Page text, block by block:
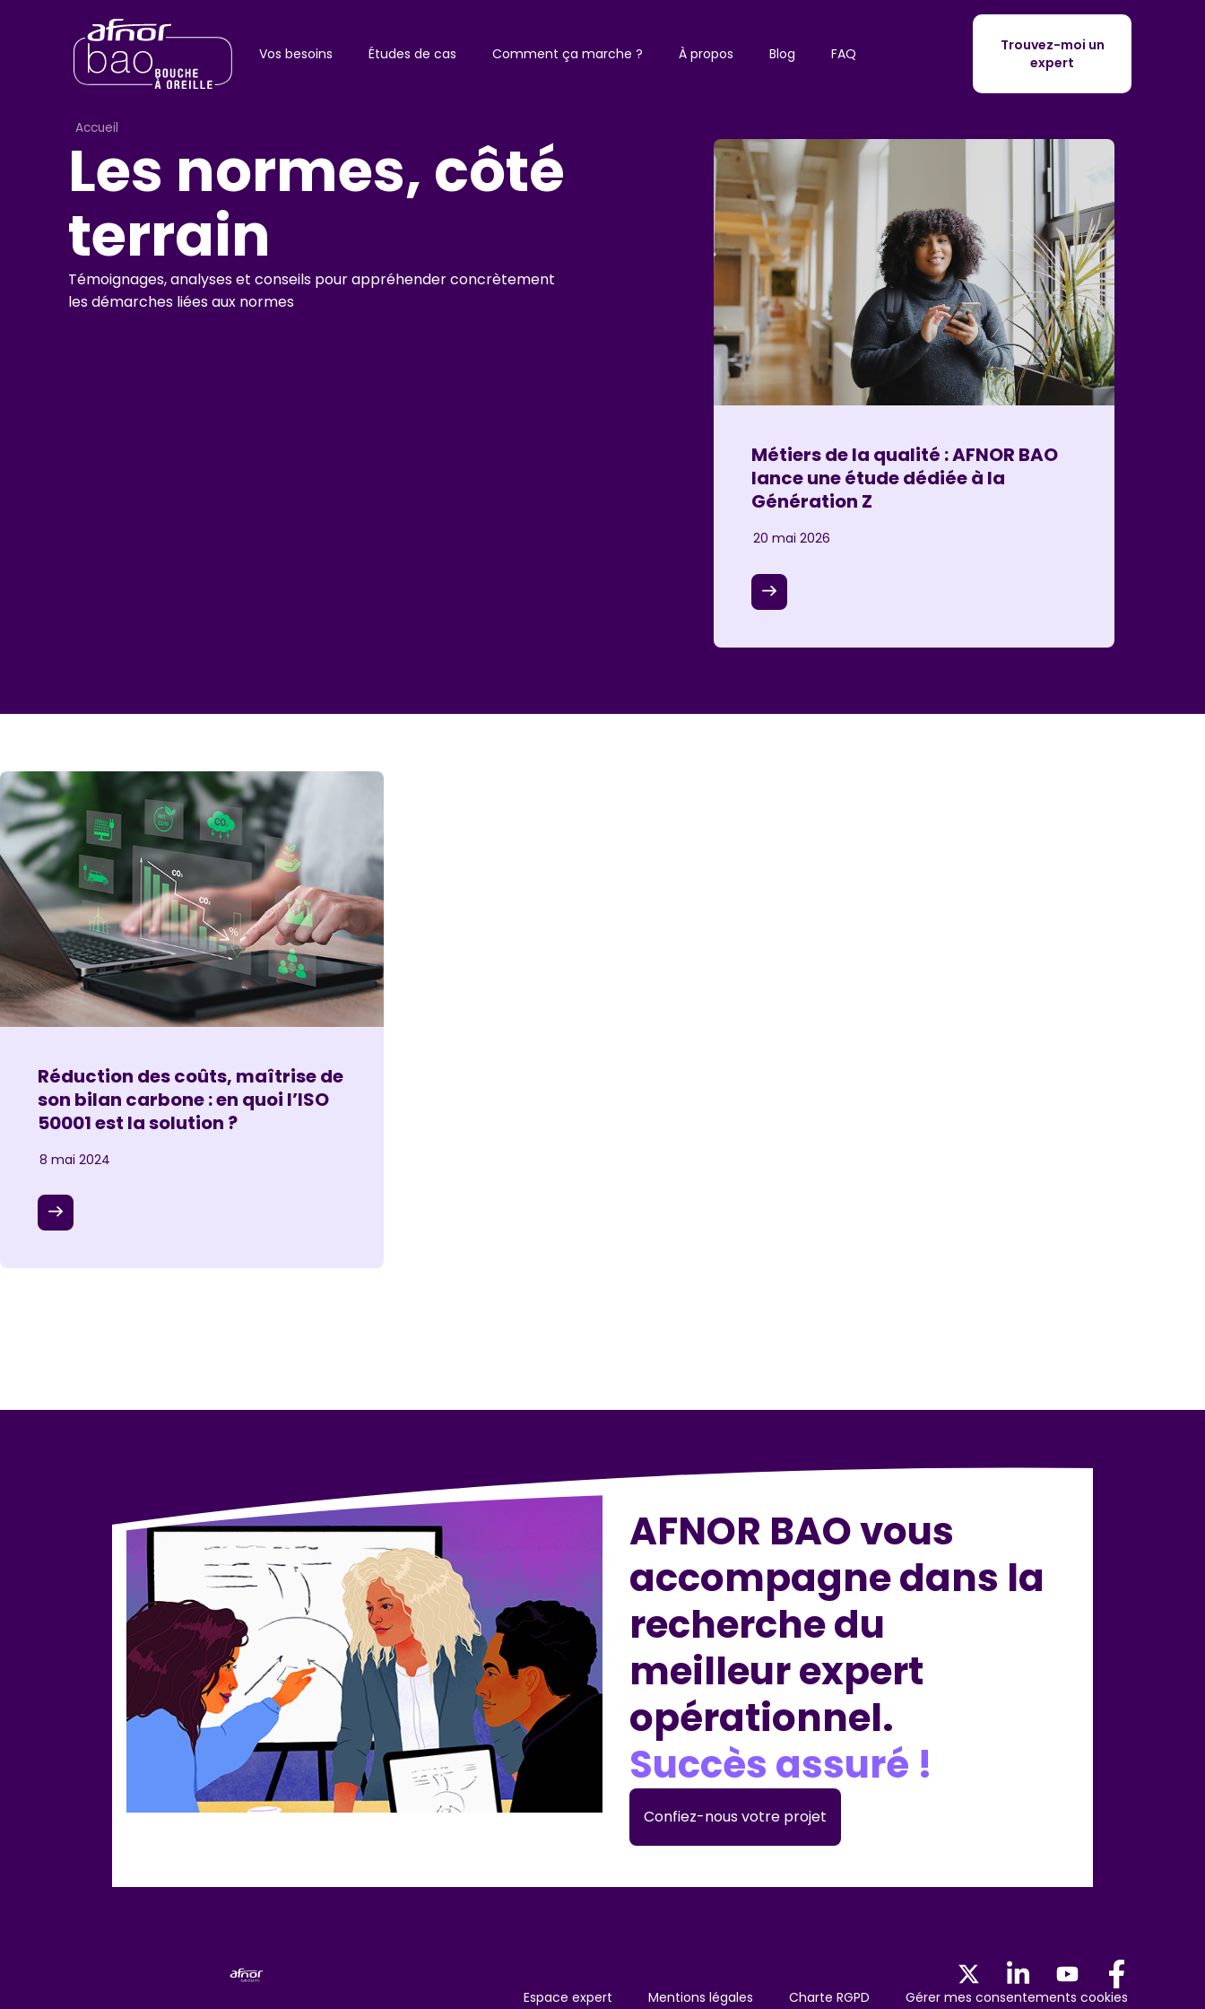
Vos besoins Études de cas Comment ça marche ? À propos Blog FAQ
Trouvez-moi un
expert
Accueil
Les normes, côté
terrain
Témoignages, analyses et conseils pour appréhender concrètement
les démarches liées aux normes
Métiers de la qualité : AFNOR BAO
lance une étude dédiée à la
Génération Z
20 mai 2026
Réduction des coûts, maîtrise de
son bilan carbone : en quoi l’ISO
50001 est la solution ?
8 mai 2024
AFNOR BAO vous
accompagne dans la
recherche du
meilleur expert
opérationnel.
Succès assuré !
Confiez-nous votre projet
Espace expert Mentions légales Charte RGPD Gérer mes consentements cookies